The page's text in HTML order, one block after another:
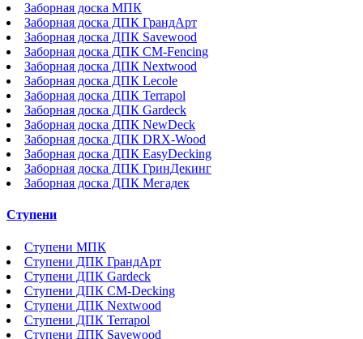
Заборная доска МПК
Заборная доска ДПК ГрандАрт
Заборная доска ДПК Savewood
Заборная доска ДПК CM-Fencing
Заборная доска ДПК Nextwood
Заборная доска ДПК Lecole
Заборная доска ДПК Terrapol
Заборная доска ДПК Gardeck
Заборная доска ДПК NewDeck
Заборная доска ДПК DRX-Wood
Заборная доска ДПК EasyDecking
Заборная доска ДПК ГринДекинг
Заборная доска ДПК Мегадек
Ступени
Ступени МПК
Ступени ДПК ГрандАрт
Ступени ДПК Gardeck
Ступени ДПК CM-Decking
Ступени ДПК Nextwood
Ступени ДПК Terrapol
Ступени ДПК Savewood